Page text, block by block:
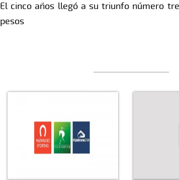
El cinco años llegó a su triunfo número
pesos